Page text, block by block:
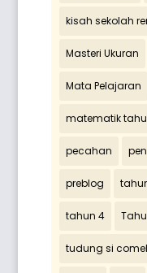
kisah sekolah
Masteri Ukuran
Mata Pelajaran
matematik
pecahan
preblog
tahun 4
tudung si comel